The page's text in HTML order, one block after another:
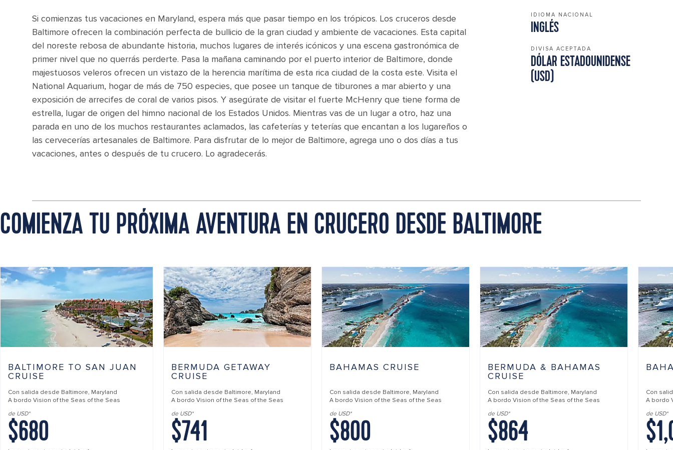
Si comienzas tus vacaciones en Maryland, espera más que pasar tiempo en los trópicos. Los cruceros desde
Baltimore ofrecen la combinación perfecta de bullicio de la gran ciudad y ambiente de vacaciones. Esta capital
del noreste rebosa de abundante historia, muchos lugares de interés icónicos y una escena gastronómica de
primer nivel que no querrás perderte. Pasa la mañana caminando por el puerto interior de Baltimore, donde
majestuosos veleros ofrecen un vistazo de la herencia marítima de esta rica ciudad de la costa este. Visita el
National Aquarium, hogar de más de 750 especies, que posee un tanque de tiburones a mar abierto y una
exposición de arrecifes de coral de varios pisos. Y asegúrate de visitar el fuerte McHenry que tiene forma de
estrella, lugar de origen del himno nacional de los Estados Unidos. Mientras vas de un lugar a otro, haz una
parada en uno de los muchos restaurantes aclamados, las cafeterías y teterías que encantan a los lugareños o
las cervecerías artesanales de Baltimore. Para disfrutar de lo mejor de Baltimore, agrega uno o dos días a tus
vacaciones, antes o después de tu crucero. Lo agradecerás.
IDIOMA NACIONAL
INGLÉS
DIVISA ACEPTADA
DÓLAR ESTADOUNIDENSE
(USD)
COMIENZA TU PRÓXIMA AVENTURA EN CRUCERO DESDE BALTIMORE
BALTIMORE TO SAN JUAN
CRUISE
Con salida desde Baltimore, Maryland
A bordo Vision of the Seas of the Seas
de USD*
$680
BERMUDA GETAWAY
CRUISE
Con salida desde Baltimore, Maryland
A bordo Vision of the Seas of the Seas
de USD*
$741
BAHAMAS CRUISE
Con salida desde Baltimore, Maryland
A bordo Vision of the Seas of the Seas
de USD*
$800
BERMUDA & BAHAMAS
CRUISE
Con salida desde Baltimore, Maryland
A bordo Vision of the Seas of the Seas
de USD*
$864
Con
A bordo
de USD*